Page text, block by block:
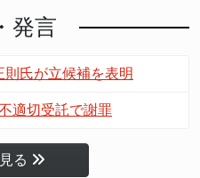
発言
氏が立候補を表明
適切受託で謝罪
る